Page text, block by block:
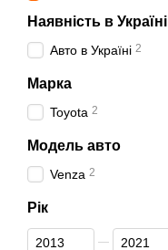
Наявність в Україні
Авто в Україні 2
Марка
Toyota 2
Модель авто
Venza 2
Рік
Від Рік
До Рік